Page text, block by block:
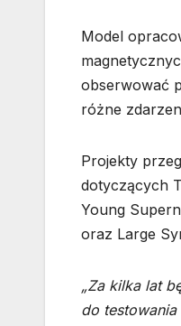
Model
obserwować
różne
Projekty
dotyczących
Young
oraz Large
„Za kilka lat
do